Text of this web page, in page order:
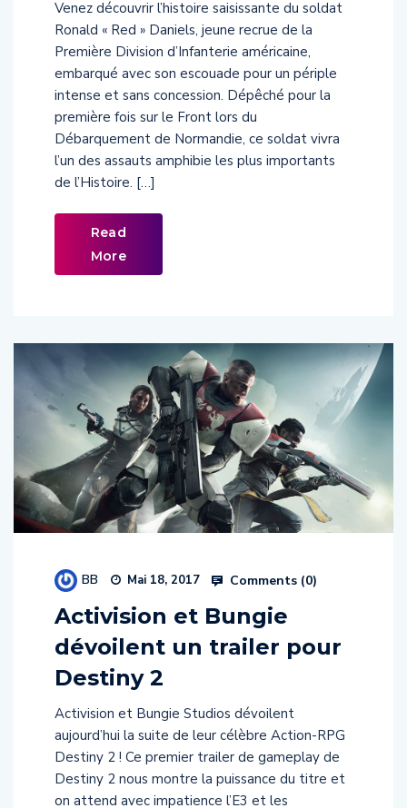
Ronald « Red » Daniels, jeune recrue de la
Première Division d’Infanterie américaine,
embarqué avec son escouade pour un périple
intense et sans concession. Dépêché pour la
première fois sur le Front lors du
Débarquement de Normandie, ce soldat vivra
l’un des assauts amphibie les plus importants
de l’Histoire. […]
Read
More
Activision et Bungie
dévoilent un trailer pour
Destiny 2
Activision et Bungie Studios dévoilent
aujourd’hui la suite de leur célèbre Action-RPG
Destiny 2 ! Ce premier trailer de gameplay de
Destiny 2 nous montre la puissance du titre et
on attend avec impatience l’E3 et les
premières phases de gameplay. Destiny 2